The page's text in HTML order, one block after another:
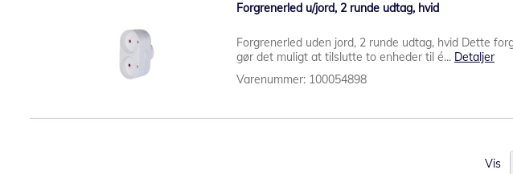
Forgrenerled u/jord, 2 runde udtag, hvid
Forgrenerled uden jord, 2 runde udtag, hvid Dette
gør det muligt at tilslutte to enheder til é... Detaljer
Varenummer: 100054898
Vis